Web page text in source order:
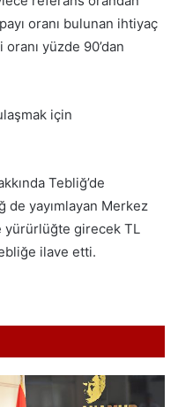
oranı bulunan ihtiyaç
yüzde 90’dan
için
Tebliğ’de
de yayımlayan Merkez
yürürlüğte girecek TL
ilave etti.